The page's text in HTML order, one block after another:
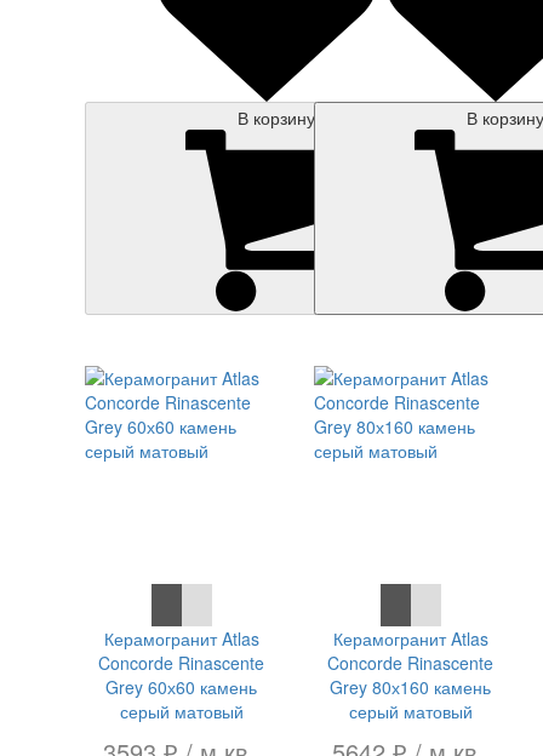
В корзину В корзину
Керамогранит Atlas
Concorde Rinascente
Grey 60х60 камень
серый матовый
Керамогранит Atlas
Concorde Rinascente
Grey 80х160 камень
серый матовый